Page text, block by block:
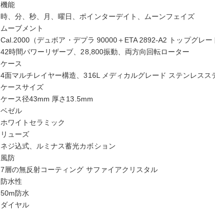
機能
時、分、秒、月、曜日、ポインターデイト、ムーンフェイズ
ムーブメント
Cal.2000（デュボア・デプラ 90000＋ETA 2892-A2 トップグレー
42時間パワーリザーブ、28,800振動、両方向回転ローター
ケース
4面マルチレイヤー構造、316L メディカルグレード ステンレスス
ケースサイズ
ケース径43mm 厚さ13.5mm
ベゼル
ホワイトセラミック
リューズ
ネジ込式、ルミナス蓄光カボション
風防
7層の無反射コーティング サファイアクリスタル
防水性
50m防水
ダイヤル